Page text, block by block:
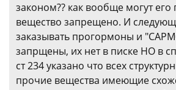
законом?? как вообще могут его
вещество запрещено. И
заказывать прогормоны и
запрщены, их нет в писке НО в
ст 234 указано что всех
прочие вещества имеющие